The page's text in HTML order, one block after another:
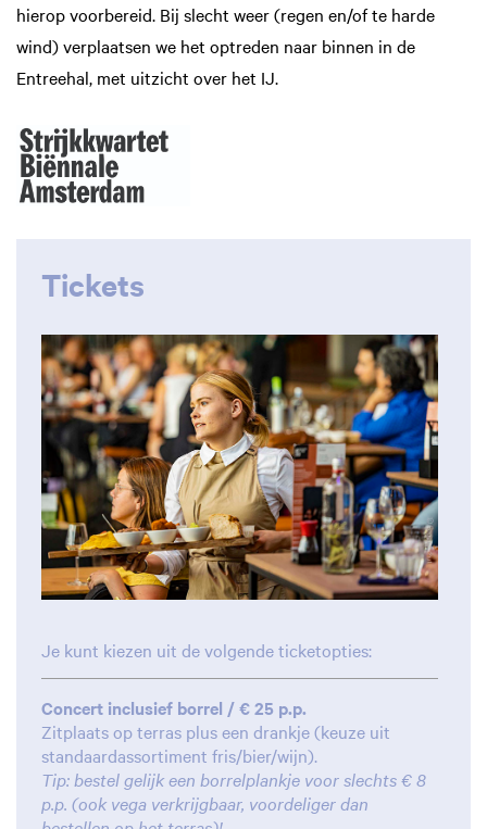
hierop voorbereid. Bij slecht weer (regen en/of te harde
wind) verplaatsen we het optreden naar binnen in de
Entreehal, met uitzicht over het IJ.
Tickets
Je kunt kiezen uit de volgende ticketopties:
Concert inclusief borrel / € 25 p.p.
Zitplaats op terras plus een drankje (keuze uit
standaardassortiment fris/bier/wijn).
Tip: bestel gelijk een borrelplankje voor slechts € 8
p.p. (ook vega verkrijgbaar, voordeliger dan